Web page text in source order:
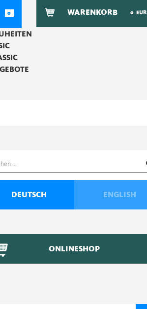
0 WARENKORB 0 EUR
DEUTSCH ENGLISH
ONLINESHOP